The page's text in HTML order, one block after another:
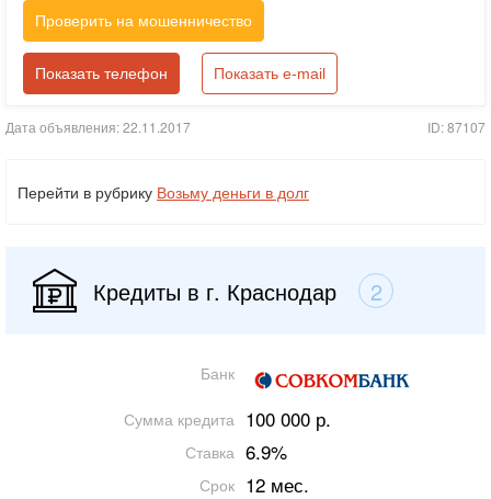
Проверить на мошенничество
Показать телефон Показать e-mail
Дата объявления: 22.11.2017 ID: 87107
Перейти в рубрику Возьму деньги в долг
Кредиты в г. Краснодар 2
Банк
Сумма кредита 100 000 р.
Ставка 6.9%
Срок 12 мес.